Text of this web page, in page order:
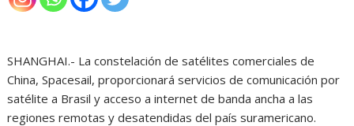
SHANGHAI.- La constelación de satélites comerciales de
China, Spacesail, proporcionará servicios de comunicación por
satélite a Brasil y acceso a internet de banda ancha a las
regiones remotas y desatendidas del país suramericano.